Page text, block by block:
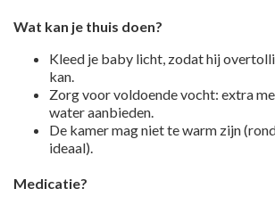
Wat kan je thuis doen?
Kleed je baby licht, zodat hij
kan.
Zorg voor voldoende vocht: extra
water aanbieden.
De kamer mag niet te warm zijn
ideaal).
Medicatie?